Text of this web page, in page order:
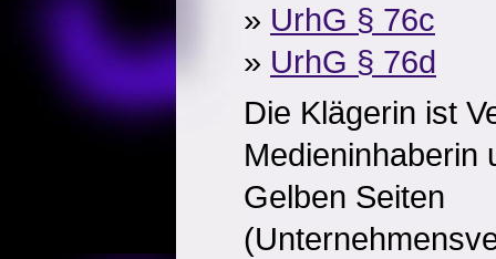
» UrhG § 76c
» UrhG § 76d
Die Klägerin ist
Medieninhaberin
Gelben Seiten